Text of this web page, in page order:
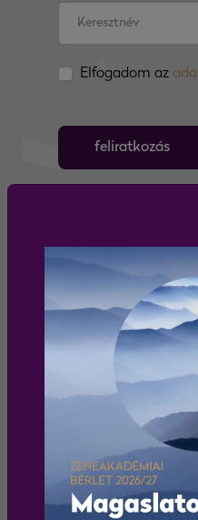
Elfogadom az
feliratkozás
WEBSHOP
Körülnézek a